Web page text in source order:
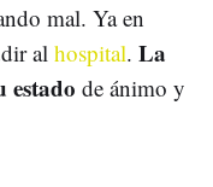
mal. Ya en
al hospital. La
estado de ánimo y